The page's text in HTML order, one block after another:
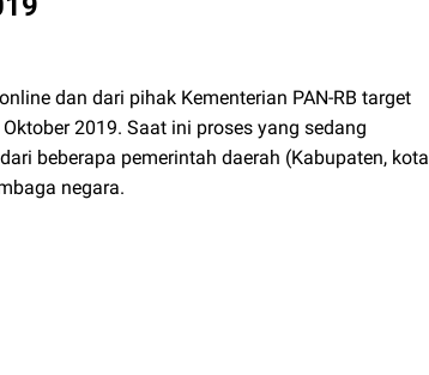
dan dari pihak Kementerian PAN-RB target
2019. Saat ini proses yang sedang
beberapa pemerintah daerah (Kabupaten, kota
negara.